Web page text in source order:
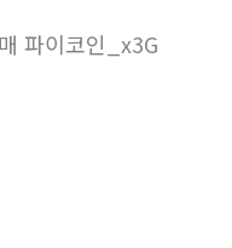
파이코인_x3G